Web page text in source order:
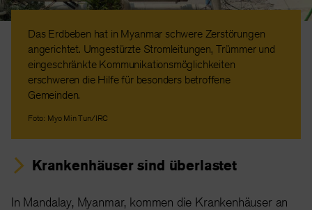
Das Erdbeben hat in Myanmar schwere Zerstörungen
angerichtet. Umgestürzte Stromleitungen, Trümmer und
eingeschränkte Kommunikationsmöglichkeiten
erschweren die Hilfe für besonders betroffene
Gemeinden.
Foto: Myo Min Tun/IRC
Krankenhäuser sind überlastet
In Mandalay, Myanmar, kommen die Krankenhäuser an